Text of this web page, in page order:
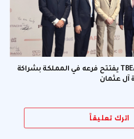
عملاق الطاقة الصيني TBEA يفتتح فرعه في المملكة بشراكة
آل عثمان
اترك تعليقاً